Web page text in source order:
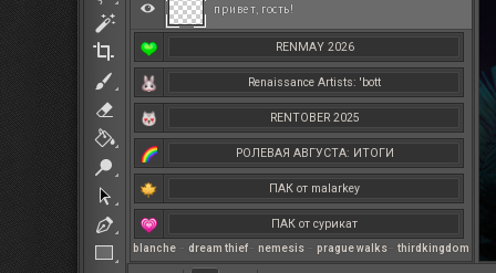
RENMAY 2026
Renaissance Artists: 'bott
RENTOBER 2025
РОЛЕВАЯ АВГУСТА: ИТОГИ
ПАК от malarkey
ПАК от сурикат
РЕНМАЙ
blanche – dream thief– nemesis – prague walks– thirdkingdom
привет, гость!